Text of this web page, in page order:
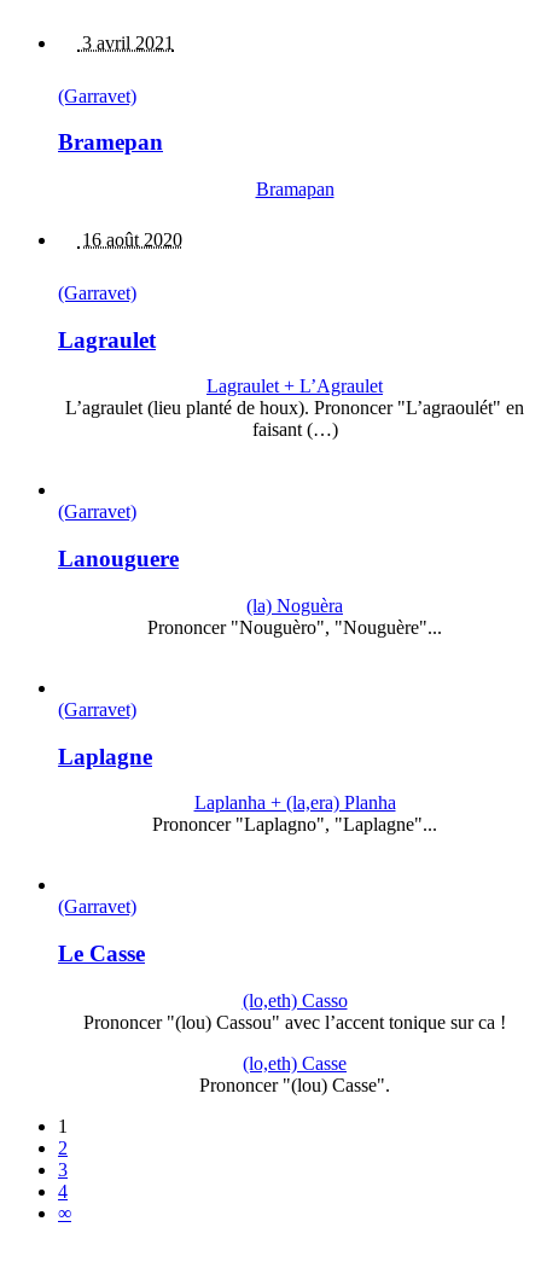
3 avril 2021
(Garravet)
Bramepan
Bramapan
16 août 2020
(Garravet)
Lagraulet
Lagraulet + L’Agraulet
L’agraulet (lieu planté de houx). Prononcer "L’agraoulét" en
faisant (…)
(Garravet)
Lanouguere
(la) Noguèra
Prononcer "Nouguèro", "Nouguère"...
(Garravet)
Laplagne
Laplanha + (la,era) Planha
Prononcer "Laplagno", "Laplagne"...
(Garravet)
Le Casse
(lo,eth) Casso
Prononcer "(lou) Cassou" avec l’accent tonique sur ca !
(lo,eth) Casse
Prononcer "(lou) Casse".
1
2
3
4
∞